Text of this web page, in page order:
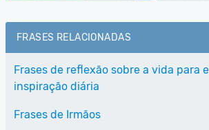
FRASES RELACIONADAS
Frases de reflexão sobre a vida para
inspiração diária
Frases de Irmãos